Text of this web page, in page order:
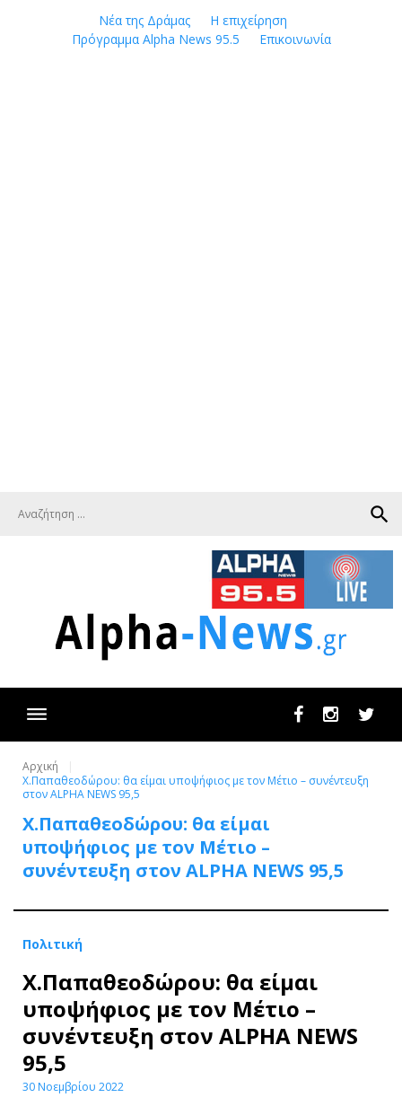
Νέα της Δράμας
Η επιχείρηση
Πρόγραμμα Alpha News 95.5
Επικοινωνία
search
FacebookInstagram
Αρχική
Χ.Παπαθεοδώρου: θα είμαι υποψήφιος με τον Μέτιο – συνέντευξη
στον ALPHA NEWS 95,5
Χ.Παπαθεοδώρου: θα είμαι
υποψήφιος με τον Μέτιο –
συνέντευξη στον ALPHA NEWS 95,5
Πολιτική
Χ.Παπαθεοδώρου: θα είμαι
υποψήφιος με τον Μέτιο –
συνέντευξη στον ALPHA NEWS
95,5
30 Νοεμβρίου 2022